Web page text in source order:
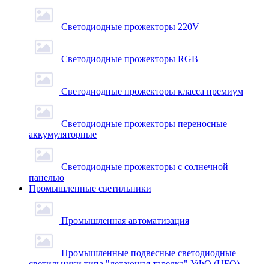
Светодиодные прожекторы 220V
Светодиодные прожекторы RGB
Светодиодные прожекторы класса премиум
Светодиодные прожекторы переносные
аккумуляторные
Светодиодные прожекторы с солнечной
панелью
Промышленные светильники
Промышленная автоматизация
Промышленные подвесные cветодиодные